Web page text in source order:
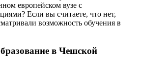
европейском вузе с
Если вы считаете, что нет,
возможность обучения в
в Чешской